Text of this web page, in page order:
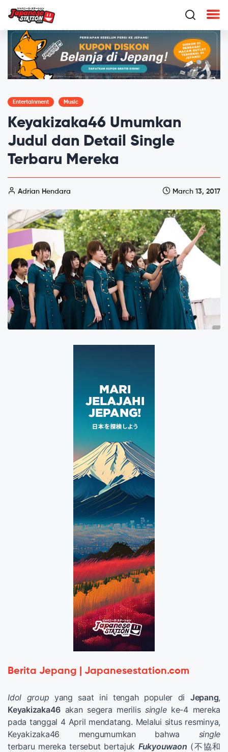
Entertainment Music
Keyakizaka46 Umumkan
Judul dan Detail Single
Terbaru Mereka
Adrian Hendara March 13, 2017
Berita Jepang | Japanesestation.com
Idol group yang saat ini tengah populer di Jepang,
Keyakizaka46 akan segera merilis singleke-4 mereka
pada tanggal 4 April mendatang. Melalui situs resminya,
Keyakizaka46 mengumumkan bahwa single
terbaru mereka tersebut bertajuk Fukyouwaon (不協和